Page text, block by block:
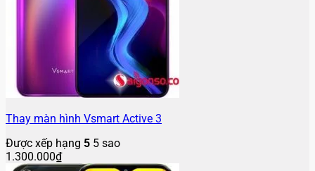
Thay màn hình Vsmart Active 3
Được xếp hạng 5 5 sao
1.300.000₫